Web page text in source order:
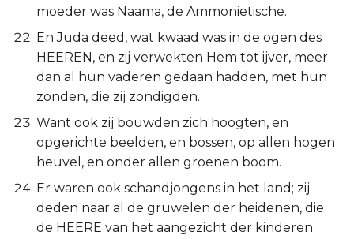
moeder was Naama, de Ammonietische.
En Juda deed, wat kwaad was in de ogen des
HEEREN, en zij verwekten Hem tot ijver, meer
dan al hun vaderen gedaan hadden, met hun
zonden, die zij zondigden.
Want ook zij bouwden zich hoogten, en
opgerichte beelden, en bossen, op allen hogen
heuvel, en onder allen groenen boom.
Er waren ook schandjongens in het land; zij
deden naar al de gruwelen der heidenen, die
de HEERE van het aangezicht der kinderen